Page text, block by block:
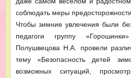
соблюдать меры предосторожности.
Чтобы зимние увлечения были
педагоги группу
Полушвецова Н.А. провели
тему «Безопасность детей
возможных ситуаций,